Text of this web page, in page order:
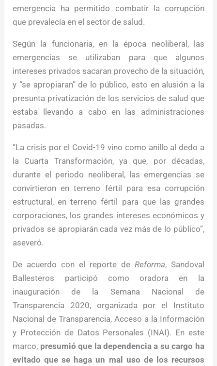
emergencia ha permitido combatir la corrupción
que prevalecía en el sector de salud.
Según la funcionaria, en la época neoliberal, las
emergencias se utilizaban para que algunos
intereses privados sacaran provecho de la situación,
y “se apropiaran” de lo público, esto en alusión a la
presunta privatización de los servicios de salud que
estaba llevando a cabo en las administraciones
pasadas.
“La crisis por el Covid-19 vino como anillo al dedo a
la Cuarta Transformación, ya que, por décadas,
durante el periodo neoliberal, las emergencias se
convirtieron en terreno fértil para esa corrupción
estructural, en terreno fértil para que las grandes
corporaciones, los grandes intereses económicos y
privados se apropiarán cada vez más de lo público”,
aseveró.
De acuerdo con el reporte de Reforma, Sandoval
Ballesteros participó como oradora en la
inauguración de la Semana Nacional de
Transparencia 2020, organizada por el Instituto
Nacional de Transparencia, Acceso a la Información
y Protección de Datos Personales (INAI). En este
marco, presumió que la dependencia a su cargo ha
evitado que se haga un mal uso de los recursos